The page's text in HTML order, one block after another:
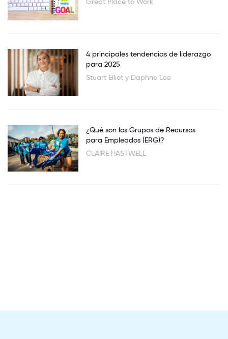
4 principales tendencias de liderazgo
para 2025
Stuart Elliot y Daphne Lee
¿Qué son los Grupos de Recursos
para Empleados (ERG)?
CLAIRE HASTWELL